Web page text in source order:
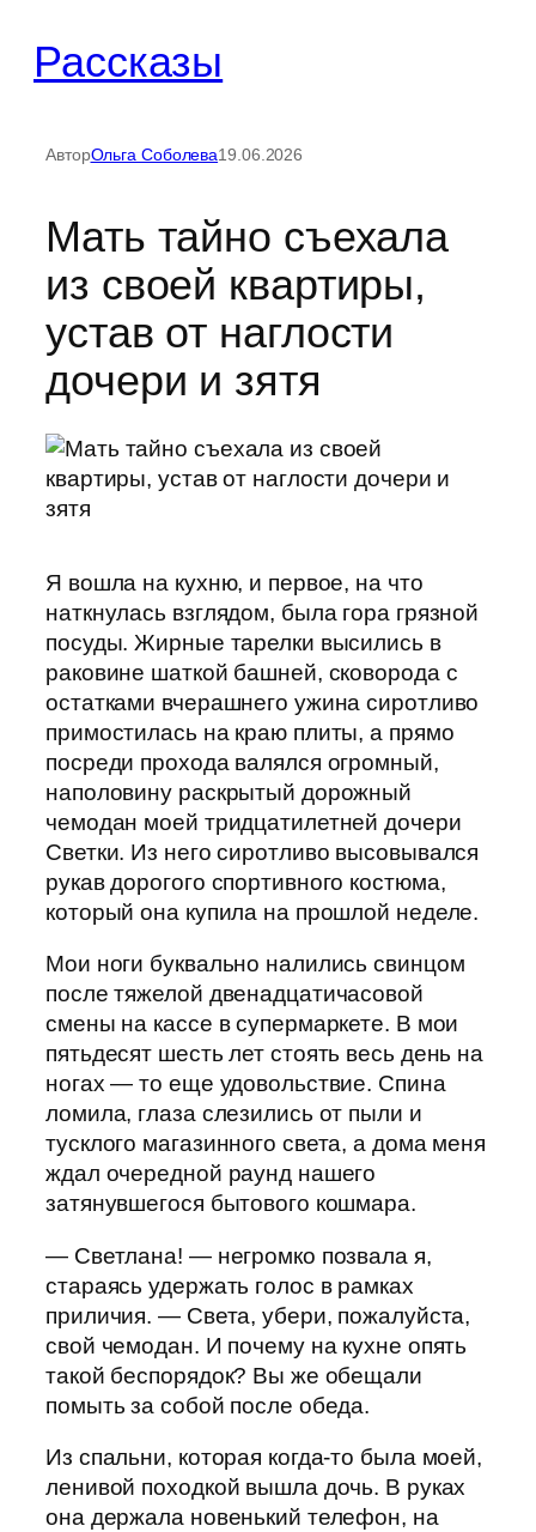
содержимому
Рассказы
АвторОльга Соболева19.06.2026
Мать тайно съехала
из своей квартиры,
устав от наглости
дочери и зятя
Я вошла на кухню, и первое, на что
наткнулась взглядом, была гора грязной
посуды. Жирные тарелки высились в
раковине шаткой башней, сковорода с
остатками вчерашнего ужина сиротливо
примостилась на краю плиты, а прямо
посреди прохода валялся огромный,
наполовину раскрытый дорожный
чемодан моей тридцатилетней дочери
Светки. Из него сиротливо высовывался
рукав дорогого спортивного костюма,
который она купила на прошлой неделе.
Мои ноги буквально налились свинцом
после тяжелой двенадцатичасовой
смены на кассе в супермаркете. В мои
пятьдесят шесть лет стоять весь день на
ногах — то еще удовольствие. Спина
ломила, глаза слезились от пыли и
тусклого магазинного света, а дома меня
ждал очередной раунд нашего
затянувшегося бытового кошмара.
— Светлана! — негромко позвала я,
стараясь удержать голос в рамках
приличия. — Света, убери, пожалуйста,
свой чемодан. И почему на кухне опять
такой беспорядок? Вы же обещали
помыть за собой после обеда.
Из спальни, которая когда-то была моей,
ленивой походкой вышла дочь. В руках
она держала новенький телефон, на